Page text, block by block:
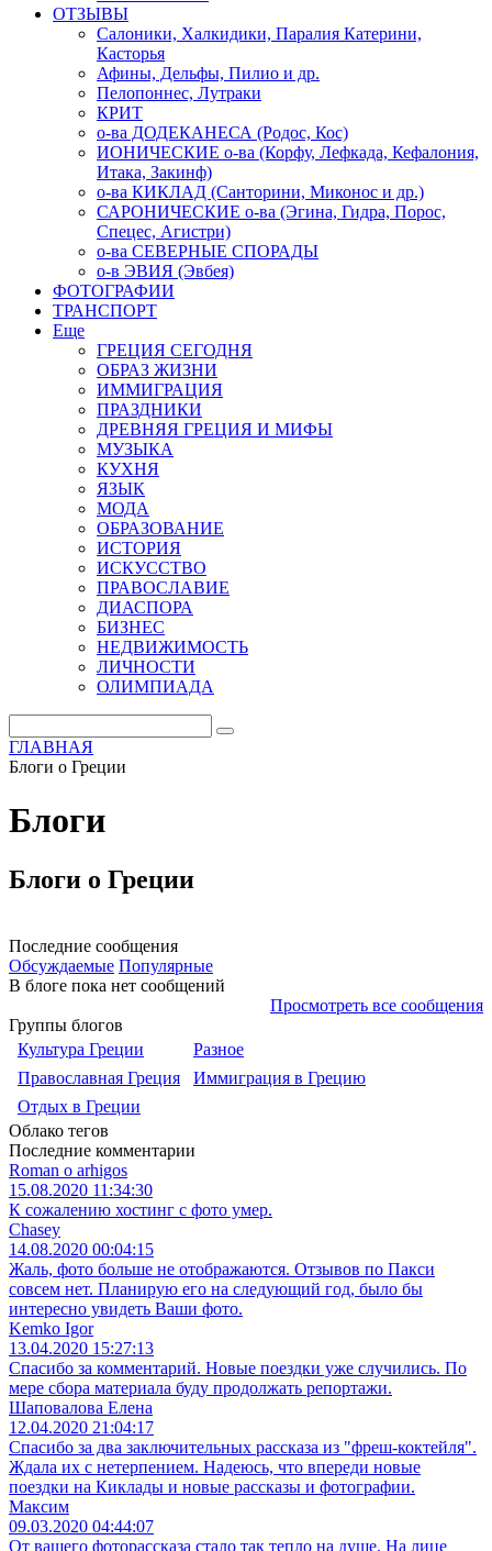
ОТЗЫВЫ
Салоники, Халкидики, Паралия Катерини,
Касторья
Афины, Дельфы, Пилио и др.
Пелопоннес, Лутраки
КРИТ
о-ва ДОДЕКАНЕСА (Родос, Кос)
ИОНИЧЕСКИЕ о-ва (Корфу, Лефкада, Кефалония,
Итака, Закинф)
о-ва КИКЛАД (Санторини, Миконос и др.)
САРОНИЧЕСКИЕ о-ва (Эгина, Гидра, Порос,
Спецес, Агистри)
о-ва СЕВЕРНЫЕ СПОРАДЫ
о-в ЭВИЯ (Эвбея)
ФОТОГРАФИИ
ТРАНСПОРТ
Еще
ГРЕЦИЯ СЕГОДНЯ
ОБРАЗ ЖИЗНИ
ИММИГРАЦИЯ
ПРАЗДНИКИ
ДРЕВНЯЯ ГРЕЦИЯ И МИФЫ
МУЗЫКА
КУХНЯ
ЯЗЫК
МОДА
ОБРАЗОВАНИЕ
ИСТОРИЯ
ИСКУССТВО
ПРАВОСЛАВИЕ
ДИАСПОРА
БИЗНЕС
НЕДВИЖИМОСТЬ
ЛИЧНОСТИ
ОЛИМПИАДА
ГЛАВНАЯ
Блоги о Греции
Блоги
Блоги о Греции
Последние сообщения
Обсуждаемые Популярные
В блоге пока нет сообщений
Просмотреть все сообщения
Группы блогов
Культура Греции
Разное
Православная Греция
Иммиграция в Грецию
Отдых в Греции
Облако тегов
Последние комментарии
Roman o arhigos
15.08.2020 11:34:30
К сожалению хостинг с фото умер.
Chasey
14.08.2020 00:04:15
Жаль, фото больше не отображаются. Отзывов по Пакси
совсем нет. Планирую его на следующий год, было бы
интересно увидеть Ваши фото.
Kemko Igor
13.04.2020 15:27:13
Спасибо за комментарий. Новые поездки уже случились. По
мере сбора материала буду продолжать репортажи.
Шаповалова Елена
12.04.2020 21:04:17
Спасибо за два заключительных рассказа из "фреш-коктейля".
Ждала их с нетерпением. Надеюсь, что впереди новые
поездки на Киклады и новые рассказы и фотографии.
Максим
09.03.2020 04:44:07
От вашего фоторассказа стало так тепло на душе. На лице